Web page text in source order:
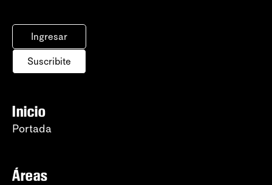
Ingresar
Suscribite
Inicio
Portada
Áreas